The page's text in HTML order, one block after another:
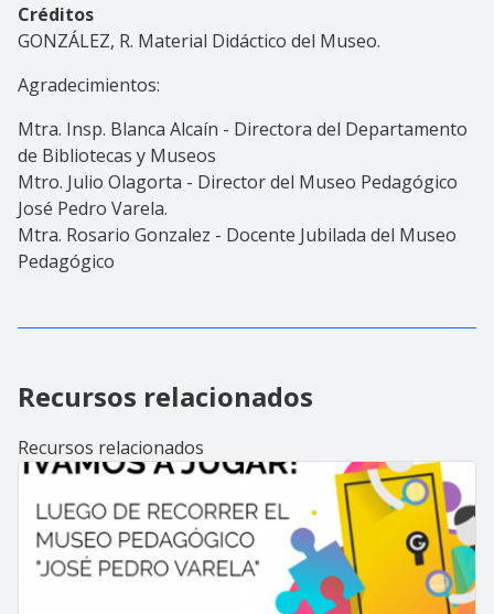
Créditos
GONZÁLEZ, R. Material Didáctico del Museo.
Agradecimientos:
Mtra. Insp. Blanca Alcaín - Directora del Departamento
de Bibliotecas y Museos
Mtro. Julio Olagorta - Director del Museo Pedagógico
José Pedro Varela.
Mtra. Rosario Gonzalez - Docente Jubilada del Museo
Pedagógico
Recursos relacionados
Recursos relacionados